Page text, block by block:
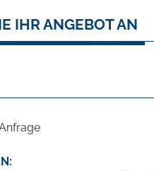
IHR ANGEBOT AN